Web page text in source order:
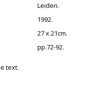
Leiden.
1992.
27 x 21cm.
pp.72-92.
text.